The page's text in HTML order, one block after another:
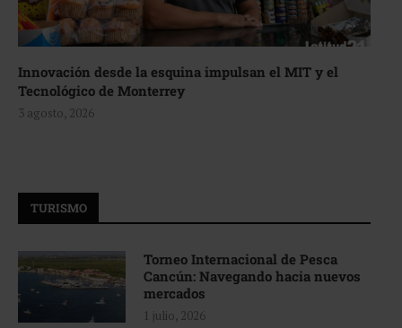
Innovación desde la esquina impulsan el MIT y el
Tecnológico de Monterrey
3 agosto, 2026
TURISMO
Torneo Internacional de Pesca
Cancún: Navegando hacia nuevos
mercados
1 julio, 2026